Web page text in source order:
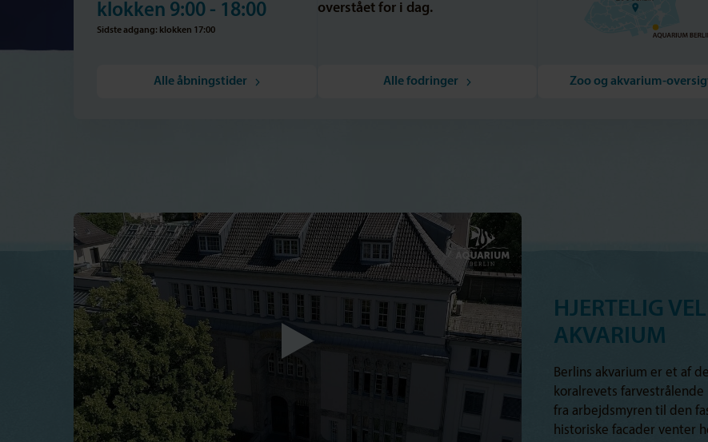
klokken 9:00 - 18:00
Sidste adgang: klokken 17:00
Alle åbningstider
overstået for i dag.
Alle fodringer Zoo og akvarium-
HJERTELIG
AKVARIUM
Berlins akvarium er et af
koralrevets
fra arbejdsmyren til den
historiske facader venter